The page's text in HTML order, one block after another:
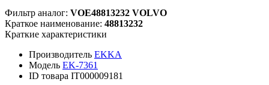
Фильтр аналог: VOE48813232 VOLVO
Краткое наименование: 48813232
Краткие характеристики
Производитель EKKA
Модель EK-7361
ID товара IT000009181